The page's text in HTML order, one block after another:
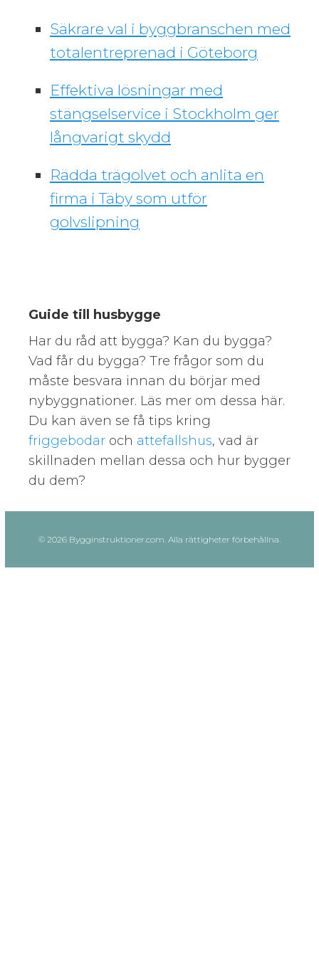
Säkrare val i byggbranschen med
totalentreprenad i Göteborg
Effektiva lösningar med
stängselservice i Stockholm ger
långvarigt skydd
Rädda trägolvet och anlita en
firma i Täby som utför
golvslipning
Guide till husbygge
Har du råd att bygga? Kan du bygga?
Vad får du bygga? Tre frågor som du
måste besvara innan du börjar med
nybyggnationer. Läs mer om dessa här.
Du kan även se få tips kring
friggebodar och attefallshus, vad är
skillnaden mellan dessa och hur bygger
du dem?
© 2026 Bygginstruktioner.com. Alla rättigheter förbehållna.